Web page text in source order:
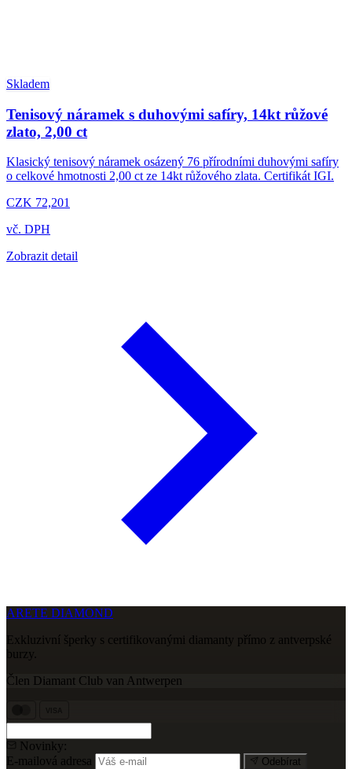
Skladem
Tenisový náramek s duhovými safíry, 14kt růžové
zlato, 2,00 ct
Klasický tenisový náramek osázený 76 přírodními duhovými safíry
o celkové hmotnosti 2,00 ct ze 14kt růžového zlata. Certifikát IGI.
CZK 72,201
vč. DPH
Zobrazit detail
ARETE DIAMOND
Exkluzivní šperky s certifikovanými diamanty přímo z antverpské
burzy.
Člen Diamant Club van Antwerpen
Novinky:
E-mailová adresa
Odebírat